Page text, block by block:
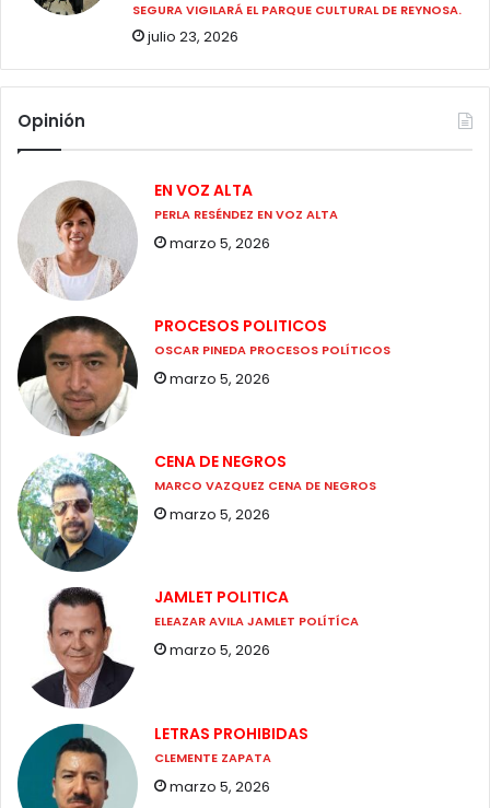
SEGURA VIGILARÁ EL PARQUE CULTURAL DE REYNOSA.
julio 23, 2026
Opinión
EN VOZ ALTA
PERLA RESÉNDEZ EN VOZ ALTA
marzo 5, 2026
PROCESOS POLITICOS
OSCAR PINEDA PROCESOS POLÍTICOS
marzo 5, 2026
CENA DE NEGROS
MARCO VAZQUEZ CENA DE NEGROS
marzo 5, 2026
JAMLET POLITICA
ELEAZAR AVILA JAMLET POLÍTÍCA
marzo 5, 2026
LETRAS PROHIBIDAS
CLEMENTE ZAPATA
marzo 5, 2026